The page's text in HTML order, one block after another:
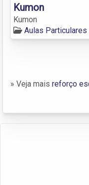
Kumon
Kumon
Aulas
» Veja mais reforço